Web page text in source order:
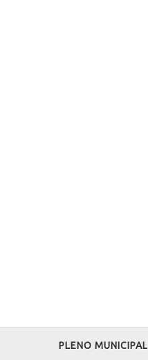
PLENO MUNICIPAL